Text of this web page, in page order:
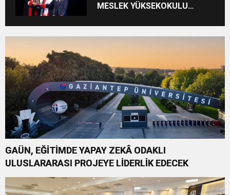
MESLEK YÜKSEKOKULU
GAÜN, EĞİTİMDE YAPAY ZEKÂ ODAKLI
ULUSLARARASI PROJEYE LİDERLİK EDECEK